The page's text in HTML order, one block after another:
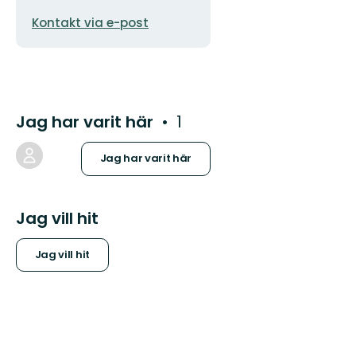
postadress
Kontakt via e-post
Jag har varit här 1
Jag har varit här
Jag vill hit
Jag vill hit